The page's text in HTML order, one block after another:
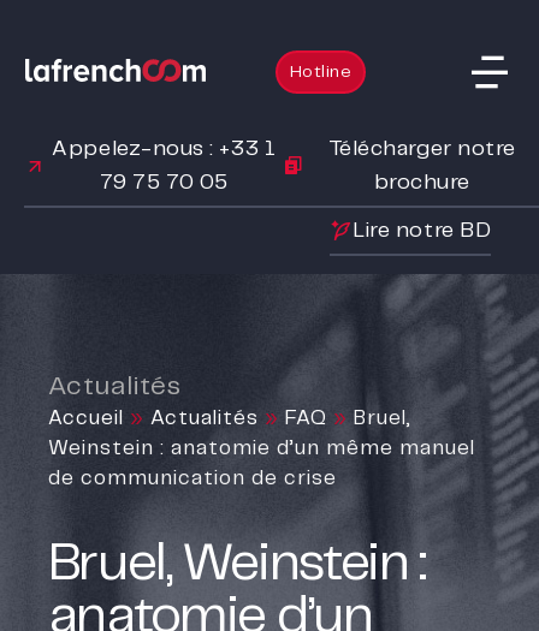
Hotline
Appelez-nous : +33 1
79 75 70 05
Télécharger notre
brochure
Lire notre BD
Actualités
Accueil » Actualités » FAQ » Bruel,
Weinstein : anatomie d’un même manuel
de communication de crise
Bruel, Weinstein :
anatomie d’un